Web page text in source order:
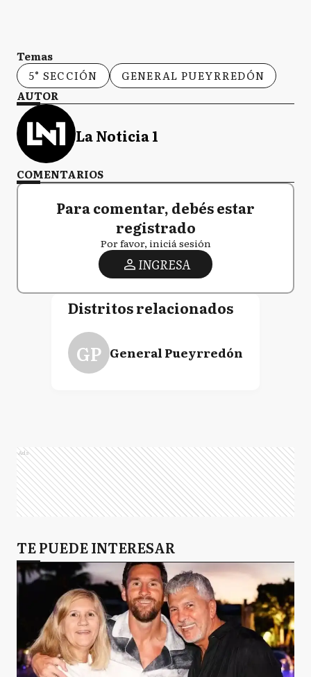
Temas
5° SECCIÓN
GENERAL PUEYRREDÓN
AUTOR
La Noticia 1
COMENTARIOS
Para comentar, debés estar
registrado
Por favor, iniciá sesión
INGRESA
Distritos relacionados
GP General Pueyrredón
Ads
TE PUEDE INTERESAR